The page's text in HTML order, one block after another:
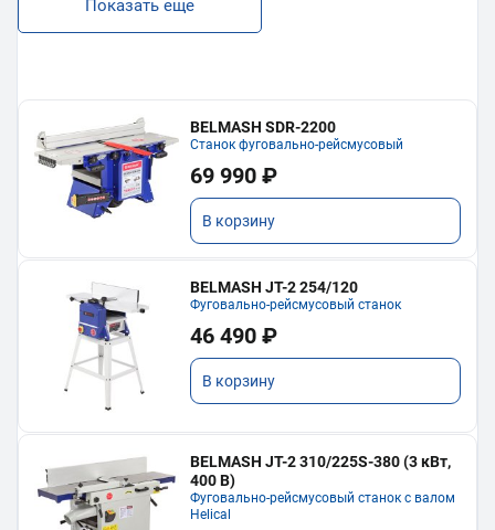
Показать еще
BELMASH SDR-2200
Станок фуговально-рейсмусовый
69 990 ₽
В корзину
BELMASH JT-2 254/120
Фуговально-рейсмусовый станок
46 490 ₽
В корзину
BELMASH JT-2 310/225S-380 (3 кВт,
400 В)
Фуговально-рейсмусовый станок с валом
Helical